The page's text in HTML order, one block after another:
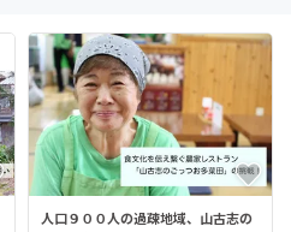
人口９００人の過疎地域、山古志の